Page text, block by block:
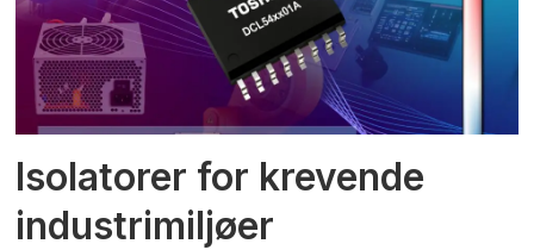
Isolatorer for krevende
industrimiljøer